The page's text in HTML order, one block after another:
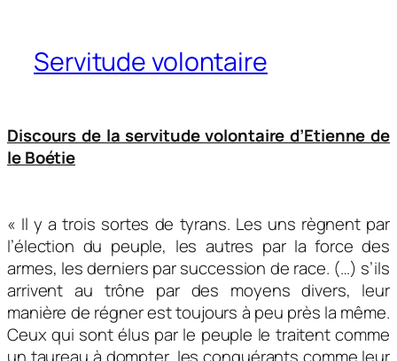
Servitude volontaire
Discours de la servitude volontaire d’Etienne de
le Boétie
« Il y a trois sortes de tyrans. Les uns règnent par
l’élection du peuple, les autres par la force des
armes, les derniers par succession de race. (…) s’ils
arrivent au trône par des moyens divers, leur
manière de régner est toujours à peu près la même.
Ceux qui sont élus par le peuple le traitent comme